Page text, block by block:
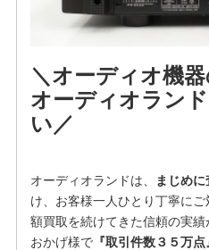
＼オーディオ機
オーディオラン
い／
オーディオランドは、 まじめ
け、お客様⼀⼈ひとり丁寧に
額買取を続けてきた信頼の実績
おかげ様で『取引件数３５万点